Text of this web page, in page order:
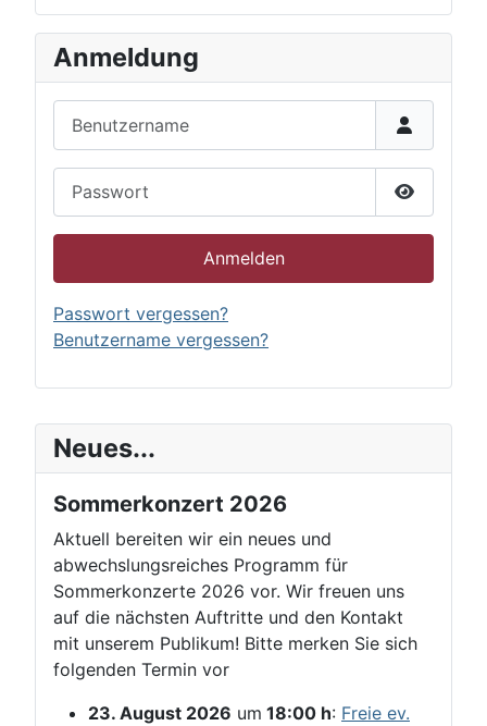
Neues...
Sommerkonzert 2026
Aktuell bereiten wir ein neues und
abwechslungsreiches Programm für
Sommerkonzerte 2026 vor. Wir freuen uns
auf die nächsten Auftritte und den Kontakt
mit unserem Publikum! Bitte merken Sie sich
folgenden Termin vor
23. August 2026 um 18:00 h: Freie ev.
Anmeldung
Passwort
Anmelden
Passwort vergessen?
Benutzername vergessen?